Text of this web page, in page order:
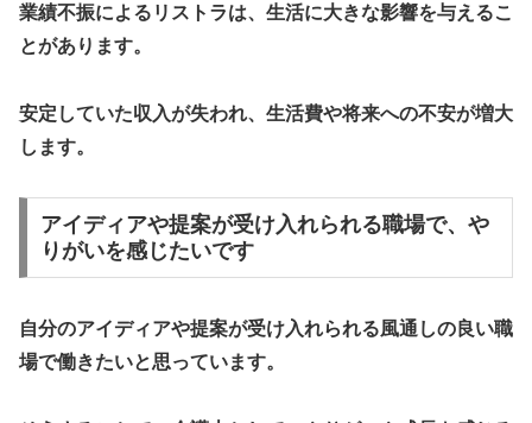
業績不振によるリストラは、生活に大きな影響を与えるこ
とがあります。
安定していた収入が失われ、生活費や将来への不安が増大
します。
アイディアや提案が受け入れられる職場で、や
りがいを感じたいです
自分のアイディアや提案が受け入れられる風通しの良い職
場で働きたいと思っています。